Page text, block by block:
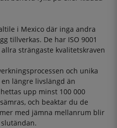
i Mexico där inga andra
tillverkas. De har ISO 9001
strängaste kvalitetskraven
och unika
längre livslängd än
upp minst 100 000
och beaktar du de
med jämna mellanrum blir